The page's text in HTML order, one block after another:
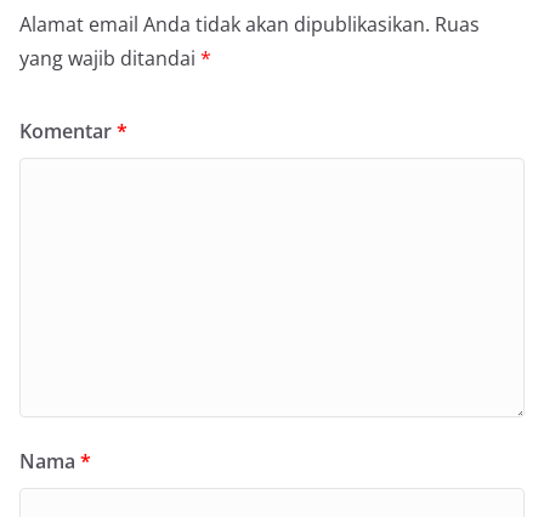
Alamat email Anda tidak akan dipublikasikan. Ruas
yang wajib ditandai *
Komentar*
Nama *